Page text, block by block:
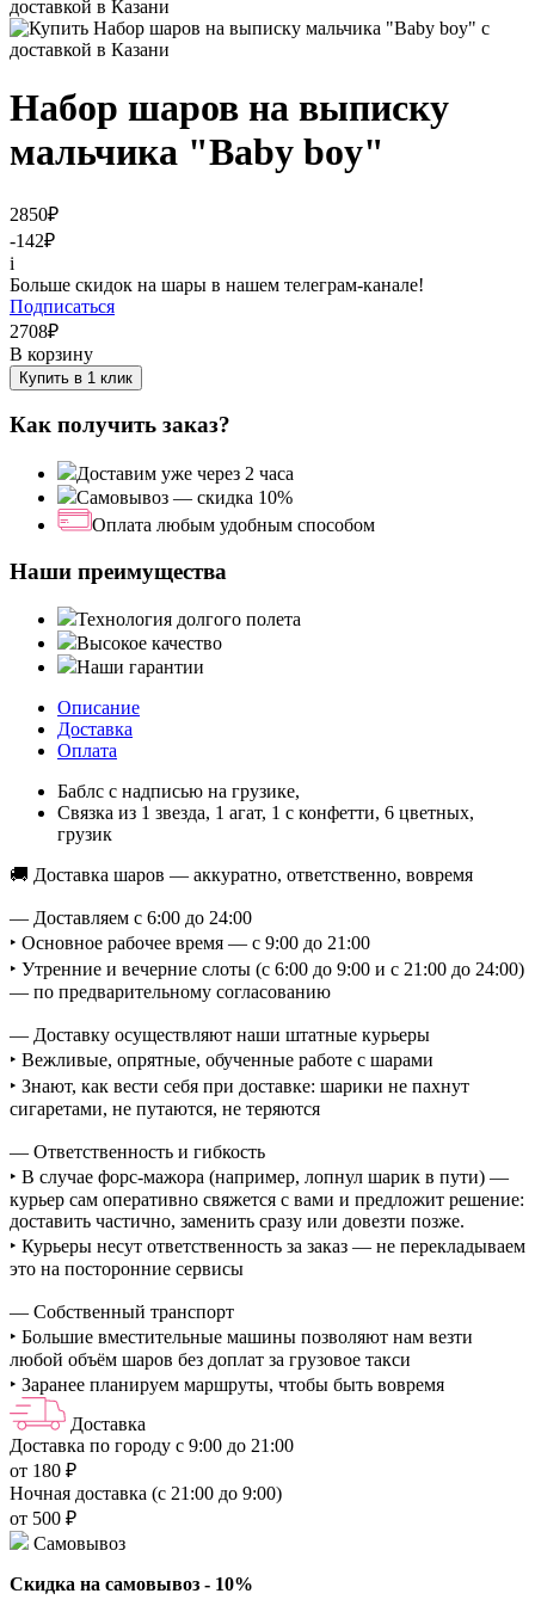
Набор шаров на выписку
мальчика "Baby boy"
2850₽
-142₽
i
Больше скидок на шары в нашем телеграм-канале!
Подписаться
2708₽
В корзину
Купить в 1 клик
Как получить заказ?
Доставим уже через 2 часа
Самовывоз — скидка 10%
Оплата любым удобным способом
Наши преимущества
Технология долгого полета
Высокое качество
Наши гарантии
Описание
Доставка
Оплата
Баблс с надписью на грузике,
Связка из 1 звезда, 1 агат, 1 с конфетти, 6 цветных,
грузик
🚚 Доставка шаров — аккуратно, ответственно, вовремя
— Доставляем с 6:00 до 24:00
‣ Основное рабочее время — с 9:00 до 21:00
‣ Утренние и вечерние слоты (с 6:00 до 9:00 и с 21:00 до 24:00)
— по предварительному согласованию
— Доставку осуществляют наши штатные курьеры
‣ Вежливые, опрятные, обученные работе с шарами
‣ Знают, как вести себя при доставке: шарики не пахнут
сигаретами, не путаются, не теряются
— Ответственность и гибкость
‣ В случае форс-мажора (например, лопнул шарик в пути) —
курьер сам оперативно свяжется с вами и предложит решение:
доставить частично, заменить сразу или довезти позже.
‣ Курьеры несут ответственность за заказ — не перекладываем
это на посторонние сервисы
— Собственный транспорт
‣ Большие вместительные машины позволяют нам везти
любой объём шаров без доплат за грузовое такси
‣ Заранее планируем маршруты, чтобы быть вовремя
Доставка
Доставка по городу с 9:00 до 21:00
от 180 ₽
Ночная доставка (с 21:00 до 9:00)
от 500 ₽
Самовывоз
Скидка на самовывоз - 10%